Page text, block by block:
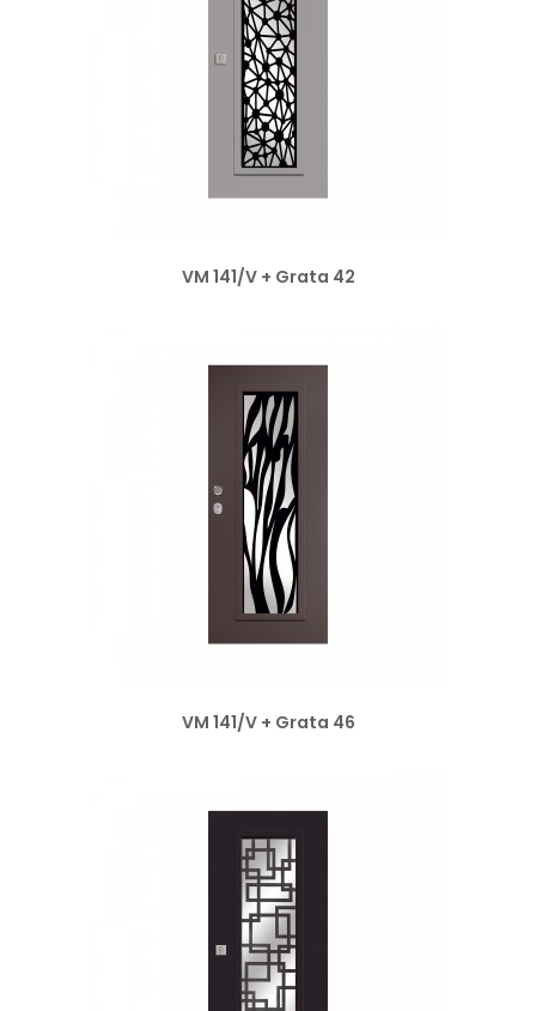
VM 141/V + Grata 42
VM 141/V + Grata 46